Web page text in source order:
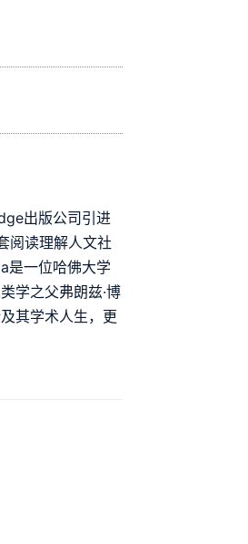
出版公司引进
阅读理解人文社
是一位哈佛大学
学之父弗朗兹·博
其学术人生，更